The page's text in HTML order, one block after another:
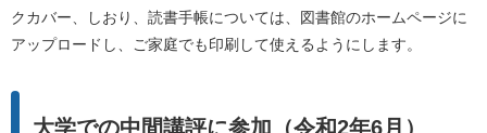
クカバー、しおり、読書手帳については、図書館のホームページに
アップロードし、ご家庭でも印刷して使えるようにします。
大学での中間講評に参加（令和2年6月）